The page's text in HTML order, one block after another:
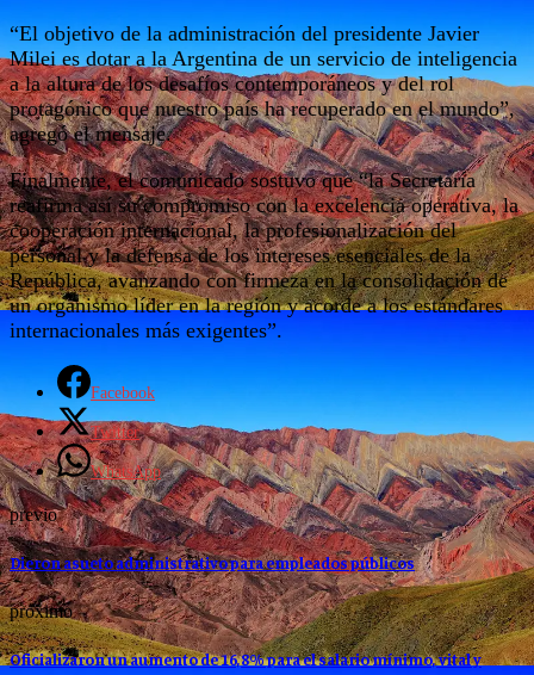
“El objetivo de la administración del presidente Javier
Milei es dotar a la Argentina de un servicio de inteligencia
a la altura de los desafíos contemporáneos y del rol
protagónico que nuestro país ha recuperado en el mundo”,
agregó el mensaje.
Finalmente, el comunicado sostuvo que “la Secretaría
reafirma así su compromiso con la excelencia operativa, la
cooperación internacional, la profesionalización del
personal y la defensa de los intereses esenciales de la
República, avanzando con firmeza en la consolidación de
un organismo líder en la región y acorde a los estándares
internacionales más exigentes”.
Facebook
Twitter
WhatsApp
previo
Dieron asueto administrativo para empleados públicos
proximo
Oficializaron un aumento de 16,8% para el salario mínimo, vital y